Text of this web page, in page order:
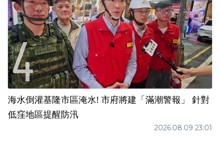
海水倒灌基隆市區淹水! 市府將建「滿潮警報」 針對
低窪地區提醒防汛
2026.08.09 23:01